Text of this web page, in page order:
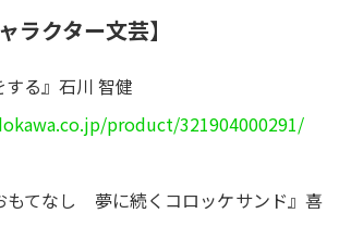
ラクター文芸】
する』石川 智健
product/321904000291/
もてなし 夢に続くコロッケサンド』喜